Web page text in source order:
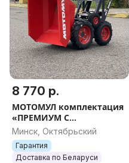
8 770 р.
МОТОМУЛ комплектация
«ПРЕМИУМ С
ЭЛ.СТАРТЕРОМ И АКБ»
двс. Zongshen 168FBE
Минск, Октябрьский
Гарантия
Доставка по Беларуси